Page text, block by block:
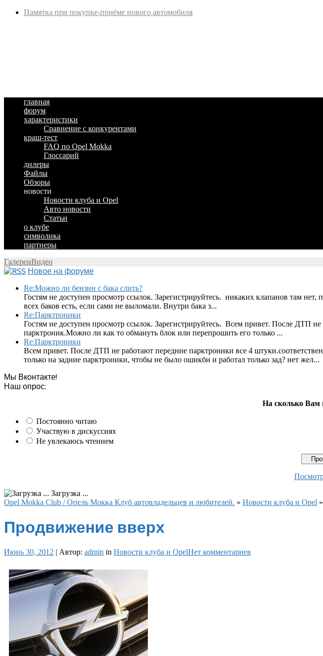
Памятка при покупке-приёме нового автомобиля
главная
форум
характеристики
Сравнение с конкурентами
краш-тест
FAQ по Opel Mokka
Глоссарий
дилеры
Файлы
Обзоры
новости
Новости клуба и Opel
Авто новости
Статьи
о клубе
символика
партнеры
ГалереиВидео
Новое на форуме
Re:Можно ли бензин с бака слить?
Гостям не доступен просмотр ссылок. Зарегистрируйтесь. никаких клапанов там
всех баков есть, если сами не выломали. Внутри бака з...
Re:Парктроники
Гостям не доступен просмотр ссылок. Зарегистрируйтесь. Всем привет. После ДТП
парктроник.Можно ли как то обмануть блок или перепрошить его только ...
Re:Парктроники
Всем привет. После ДТП не работают передние парктроники все 4
только на задние парктроники, чтобы не было ошикби и работал только зад? нет жел...
Мы Вконтакте!
Наш опрос:
На сколько Вам
Постоянно читаю
Участвую в дискуссиях
Не увлекаюсь чтением
Загрузка ...
Opel Mokka Club / Опель Мокка Клуб автовладельцев и любителей. » Новости клуба и Opel »
Продвижение вверх
Июнь 30, 2012 | Автор: admin in Новости клуба и OpelНет комментариев